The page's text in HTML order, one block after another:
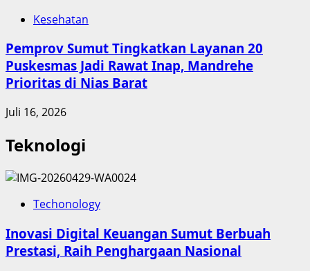
Kesehatan
Pemprov Sumut Tingkatkan Layanan 20
Puskesmas Jadi Rawat Inap, Mandrehe
Prioritas di Nias Barat
Juli 16, 2026
Teknologi
Techonology
Inovasi Digital Keuangan Sumut Berbuah
Prestasi, Raih Penghargaan Nasional